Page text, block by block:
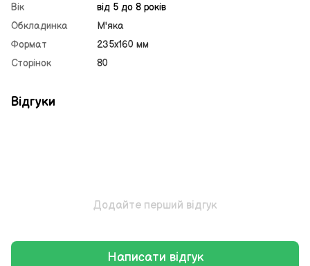
Вік
від 5 до 8 років
Обкладинка
М'яка
Формат
235х160 мм
Сторінок
80
Відгуки
Додайте перший відгук
Написати відгук